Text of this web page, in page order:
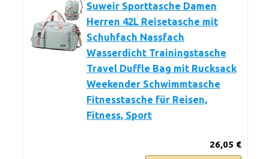
Suweir Sporttasche Damen
Herren 42L Reisetasche mit
Schuhfach Nassfach
Wasserdicht Trainingstasche
Travel Duffle Bag mit Rucksack
Weekender Schwimmtasche
Fitnesstasche für Reisen,
Fitness, Sport
26,05 €